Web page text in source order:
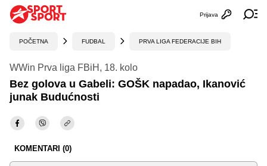
Otvori
Prijava
POČETNA FUDBAL PRVA LIGA FEDERACIJE BIH
WWin Prva liga FBiH, 18. kolo
Bez golova u Gabeli: GOŠK napadao, Ikanović
junak Budućnosti
KOMENTARI (0)